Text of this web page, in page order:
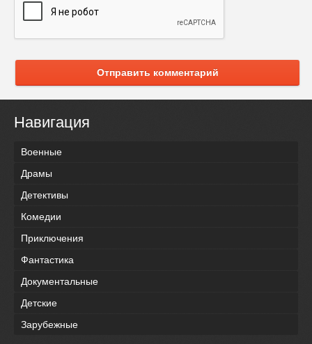
Отправить комментарий
Навигация
Военные
Драмы
Детективы
Комедии
Приключения
Фантастика
Документальные
Детские
Зарубежные